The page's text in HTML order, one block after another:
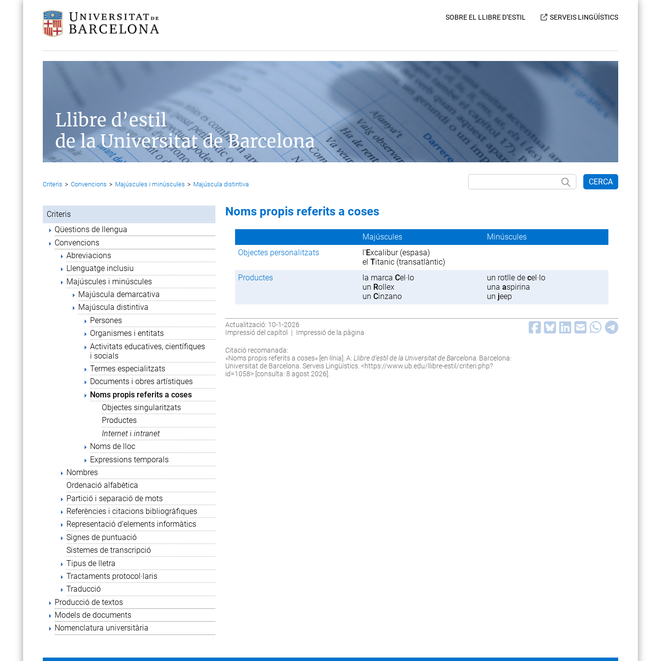
SOBRE EL LLIBRE D’ESTIL SERVEIS LINGÜÍSTICS
Llibre d’estil
de la Universitat de Barcelona
CERCA
Criteris > Convencions > Majúscules i minúscules > Majúscula distintiva
Criteris
Qüestions de llengua
Convencions
Abreviacions
Llenguatge inclusiu
Majúscules i minúscules
Majúscula demarcativa
Majúscula distintiva
Persones
Organismes i entitats
Activitats educatives, científiques
i socials
Termes especialitzats
Documents i obres artístiques
Noms propis referits a coses
Objectes singularitzats
Productes
Internet i intranet
Noms de lloc
Expressions temporals
Nombres
Ordenació alfabètica
Partició i separació de mots
Referències i citacions bibliogràfiques
Representació d’elements informàtics
Signes de puntuació
Sistemes de transcripció
Tipus de lletra
Tractaments protocol·laris
Traducció
Producció de textos
Models de documents
Nomenclatura universitària
Noms propis referits a coses
Majúscules
Minúscules
Objectes personalitzats
l’Excalibur (espasa)
elTitanic (transatlàntic)
Productes
la marcaCel·lo
un Rollex
unCinzano
un rotlle decel·lo
unaaspirina
un jeep
Actualització: 10-1-2026
Impressió del capítol
| Impressió de la pàgina
Citació recomanada:
«Noms propis referits a coses» [en línia]. A: Llibre d’estil de la Universitat de Barcelona. Barcelona:
Universitat de Barcelona. Serveis Lingüístics. <https://www.ub.edu/llibre-estil/criteri.php?
id=1058> [consulta: 8 agost 2026].